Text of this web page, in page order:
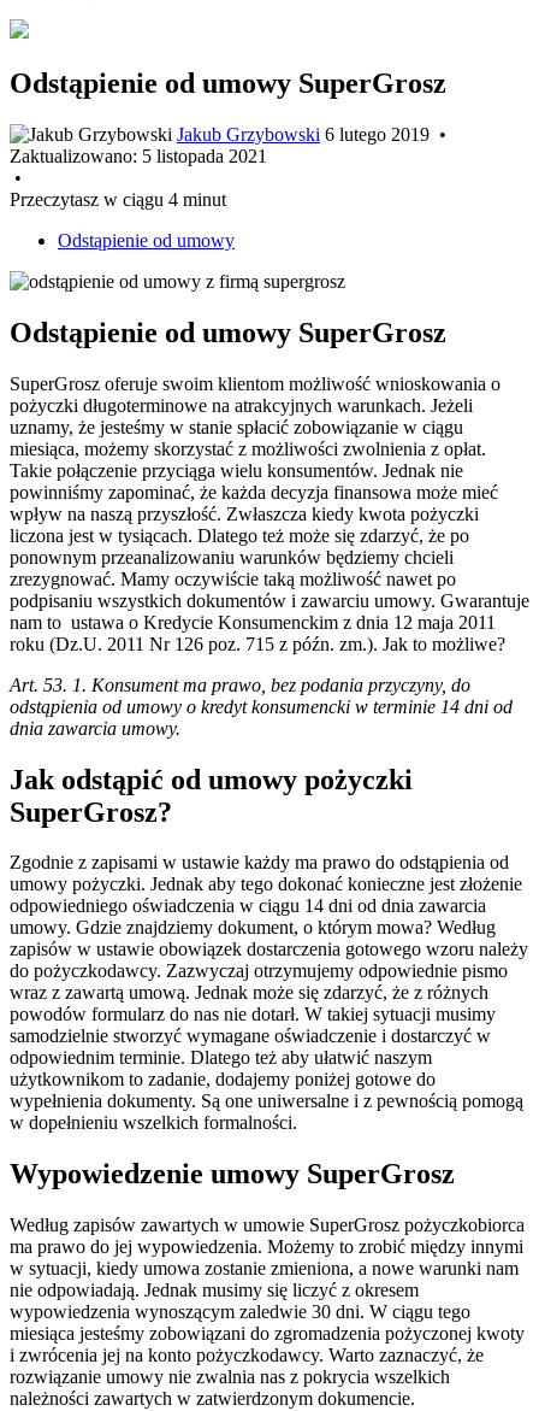
Odstąpienie od umowy SuperGrosz
Jakub Grzybowski 6 lutego 2019 •
Zaktualizowano: 5 listopada 2021
•
Przeczytasz w ciągu 4 minut
Odstąpienie od umowy
Odstąpienie od umowy SuperGrosz
SuperGrosz oferuje swoim klientom możliwość wnioskowania o
pożyczki długoterminowe na atrakcyjnych warunkach. Jeżeli
uznamy, że jesteśmy w stanie spłacić zobowiązanie w ciągu
miesiąca, możemy skorzystać z możliwości zwolnienia z opłat.
Takie połączenie przyciąga wielu konsumentów. Jednak nie
powinniśmy zapominać, że każda decyzja finansowa może mieć
wpływ na naszą przyszłość. Zwłaszcza kiedy kwota pożyczki
liczona jest w tysiącach. Dlatego też może się zdarzyć, że po
ponownym przeanalizowaniu warunków będziemy chcieli
zrezygnować. Mamy oczywiście taką możliwość nawet po
podpisaniu wszystkich dokumentów i zawarciu umowy. Gwarantuje
nam to ustawa o Kredycie Konsumenckim z dnia 12 maja 2011
roku (Dz.U. 2011 Nr 126 poz. 715 z późn. zm.). Jak to możliwe?
Art. 53. 1. Konsument ma prawo, bez podania przyczyny, do
odstąpienia od umowy o kredyt konsumencki w terminie 14 dni od
dnia zawarcia umowy.
Jak odstąpić od umowy pożyczki
SuperGrosz?
Zgodnie z zapisami w ustawie każdy ma prawo do odstąpienia od
umowy pożyczki. Jednak aby tego dokonać konieczne jest złożenie
odpowiedniego oświadczenia w ciągu 14 dni od dnia zawarcia
umowy. Gdzie znajdziemy dokument, o którym mowa? Według
zapisów w ustawie obowiązek dostarczenia gotowego wzoru należy
do pożyczkodawcy. Zazwyczaj otrzymujemy odpowiednie pismo
wraz z zawartą umową. Jednak może się zdarzyć, że z różnych
powodów formularz do nas nie dotarł. W takiej sytuacji musimy
samodzielnie stworzyć wymagane oświadczenie i dostarczyć w
odpowiednim terminie. Dlatego też aby ułatwić naszym
użytkownikom to zadanie, dodajemy poniżej gotowe do
wypełnienia dokumenty. Są one uniwersalne i z pewnością pomogą
w dopełnieniu wszelkich formalności.
Wypowiedzenie umowy SuperGrosz
Według zapisów zawartych w umowie SuperGrosz pożyczkobiorca
ma prawo do jej wypowiedzenia. Możemy to zrobić między innymi
w sytuacji, kiedy umowa zostanie zmieniona, a nowe warunki nam
nie odpowiadają. Jednak musimy się liczyć z okresem
wypowiedzenia wynoszącym zaledwie 30 dni. W ciągu tego
miesiąca jesteśmy zobowiązani do zgromadzenia pożyczonej kwoty
i zwrócenia jej na konto pożyczkodawcy. Warto zaznaczyć, że
rozwiązanie umowy nie zwalnia nas z pokrycia wszelkich
należności zawartych w zatwierdzonym dokumencie.